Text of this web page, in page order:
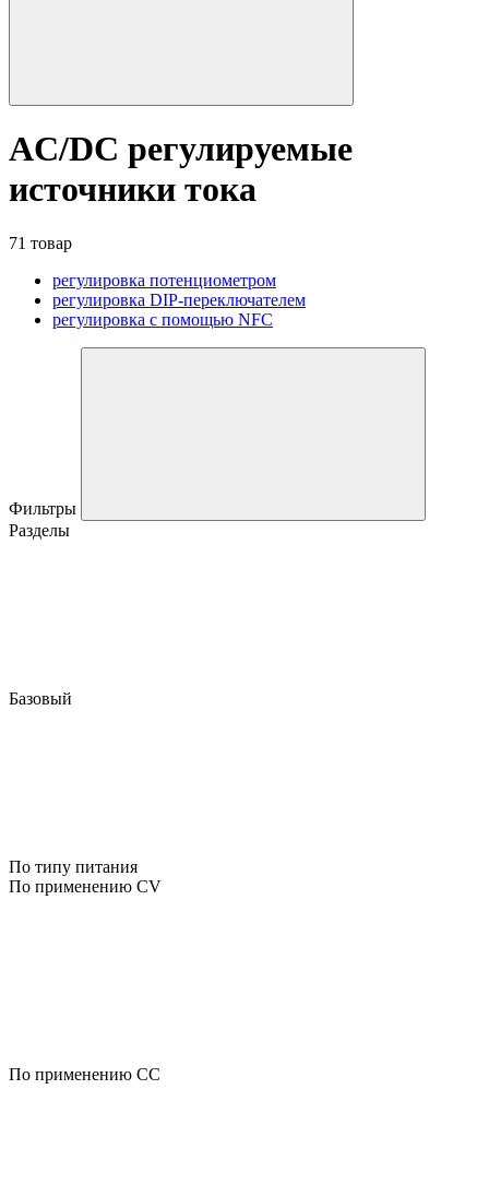
AC/DC регулируемые
источники тока
71 товар
регулировка потенциометром
регулировка DIP-переключателем
регулировка с помощью NFC
Фильтры
Разделы
Базовый
По типу питания
По применению CV
По применению CC